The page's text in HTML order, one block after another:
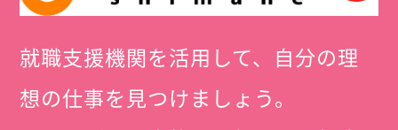
就職支援機関を活用して、自分の理
想の仕事を見つけましょう。